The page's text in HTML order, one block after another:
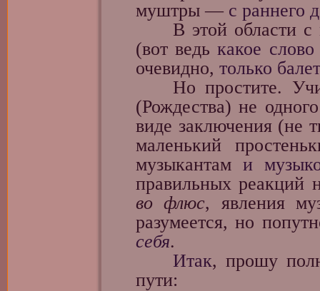
муштры — с раннего
В этой области с
(вот ведькакое слово
очевидно, только
Но простите.
(Рождества) не
виде заключения (не
маленький
музыкантам и
правильных реакций
во флюс, явления
разумеется, но
себя.
Итак, прошу
пути: